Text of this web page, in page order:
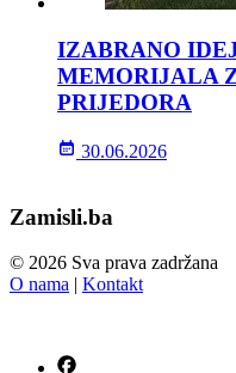
IZABRANO
MEMORIJALA
PRIJEDORA
30.06.2026
Zamisli.ba
© 2026 Sva prava zadržana
O nama | Kontakt